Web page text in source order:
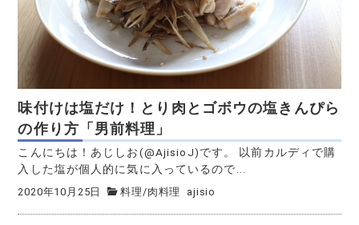
味付けは塩だけ！とり肉とゴボウの塩きんぴら
の作り方「男前料理」
こんにちは！あじしお(@AjisioJ)です。 以前カルディで購
入した塩が個人的に気に入っているので...
2020年10月25日 料理 /肉料理 ajisio